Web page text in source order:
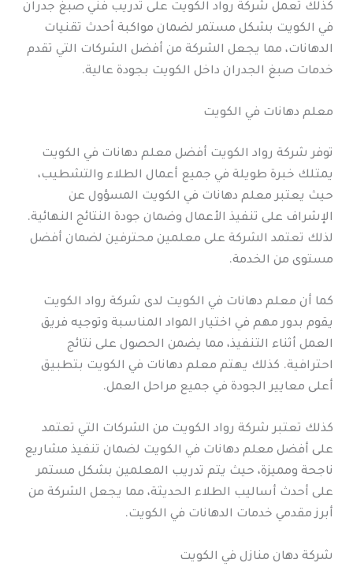
كذلك تعمل شركة رواد الكويت على تدريب فني صبغ جدران
في الكويت بشكل مستمر لضمان مواكبة أحدث تقنيات
الدهانات، مما يجعل الشركة من أفضل الشركات التي تقدم
خدمات صبغ الجدران داخل الكويت بجودة عالية.
معلم دهانات في الكويت
توفر شركة رواد الكويت أفضل معلم دهانات في الكويت
يمتلك خبرة طويلة في جميع أعمال الطلاء والتشطيب،
حيث يعتبر معلم دهانات في الكويت المسؤول عن
الإشراف على تنفيذ الأعمال وضمان جودة النتائج النهائية.
لذلك تعتمد الشركة على معلمين محترفين لضمان أفضل
مستوى من الخدمة.
كما أن معلم دهانات في الكويت لدى شركة رواد الكويت
يقوم بدور مهم في اختيار المواد المناسبة وتوجيه فريق
العمل أثناء التنفيذ، مما يضمن الحصول على نتائج
احترافية. كذلك يهتم معلم دهانات في الكويت بتطبيق
أعلى معايير الجودة في جميع مراحل العمل.
كذلك تعتبر شركة رواد الكويت من الشركات التي تعتمد
على أفضل معلم دهانات في الكويت لضمان تنفيذ مشاريع
ناجحة ومميزة، حيث يتم تدريب المعلمين بشكل مستمر
على أحدث أساليب الطلاء الحديثة، مما يجعل الشركة من
أبرز مقدمي خدمات الدهانات في الكويت.
شركة دهان منازل في الكويت